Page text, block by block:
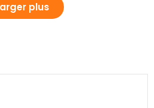
plus